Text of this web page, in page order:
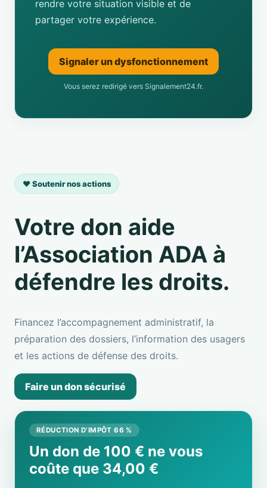
rendre votre situation visible et de
partager votre expérience.
Signaler un dysfonctionnement
Vous serez redirigé vers Signalement24.fr.
❤️ Soutenir nos actions
Votre don aide
l’Association ADA à
défendre les droits.
Financez l’accompagnement administratif, la
préparation des dossiers, l’information des usagers
et les actions de défense des droits.
Faire un don sécurisé
RÉDUCTION D’IMPÔT 66 %
Un don de 100 € ne vous
coûte que 34,00 €